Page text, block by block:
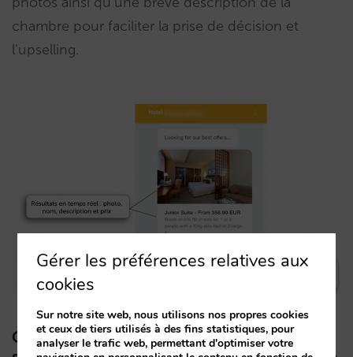
chambre pour faciliter la prise de décision et
l’upselling.
Quelles sont les caractéristiques de la
Gérer les préférences relatives aux
cookies
Sur notre site web, nous utilisons nos propres cookies
et ceux de tiers utilisés à des fins statistiques, pour
analyser le trafic web, permettant d'optimiser votre